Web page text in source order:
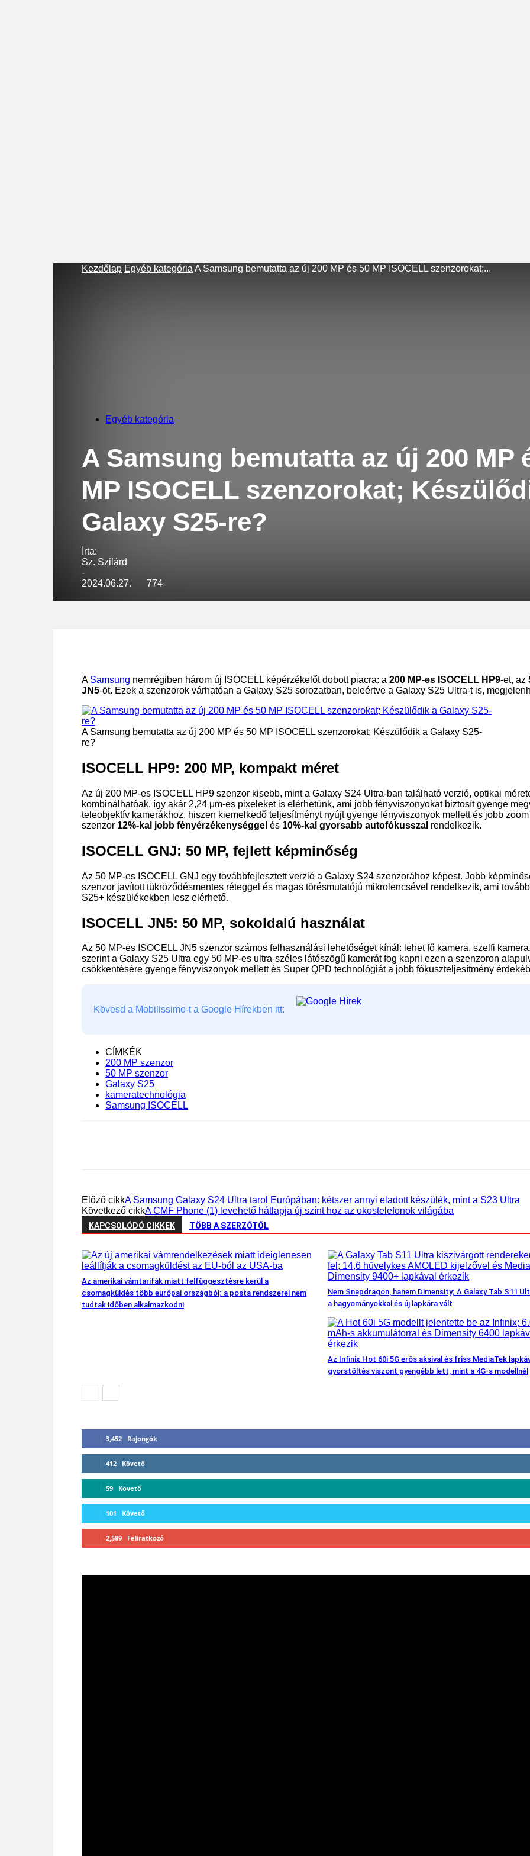
Kezdőlap Egyéb kategória A Samsung bemutatta az új 200 MP és 50 MP ISOCELL szenzorokat;...
Egyéb kategória
A Samsung bemutatta az új 200 MP
MP ISOCELL szenzorokat;
Galaxy S25-re?
Írta:
Sz. Szilárd
-
2024.06.27.
774
A Samsung nemrégiben három új ISOCELL képérzékelőt dobott piacra: a 200 MP-es ISOCELL HP9-et, az
JN5-öt. Ezek a szenzorok várhatóan a Galaxy S25 sorozatban, beleértve a Galaxy S25 Ultra-t is,
A Samsung bemutatta az új 200 MP és 50 MP ISOCELL szenzorokat; Készülődik a Galaxy S25-
re?
ISOCELL HP9: 200 MP, kompakt méret
Az új 200 MP-es ISOCELL HP9 szenzor kisebb, mint a Galaxy S24 Ultra-ban található verzió, optikai
kombinálhatóak, így akár 2,24 μm-es pixeleket is elérhetünk, ami jobb fényviszonyokat biztosít gyenge
teleobjektív kamerákhoz, hiszen kiemelkedő teljesítményt nyújt gyenge fényviszonyok mellett és jobb
szenzor 12%-kal jobb fényérzékenységgel és 10%-kal gyorsabb autofókusszal rendelkezik.
ISOCELL GNJ: 50 MP, fejlett képminőség
Az 50 MP-es ISOCELL GNJ egy továbbfejlesztett verzió a Galaxy S24 szenzorához képest. Jobb
szenzor javított tükröződésmentes réteggel és magas törésmutatójú mikrolencsével rendelkezik, ami
S25+ készülékekben lesz elérhető.
ISOCELL JN5: 50 MP, sokoldalú használat
Az 50 MP-es ISOCELL JN5 szenzor számos felhasználási lehetőséget kínál: lehet fő kamera, szelfi
szerint a Galaxy S25 Ultra egy 50 MP-es ultra-széles látószögű kamerát fog kapni ezen a szenzoron
csökkentésére gyenge fényviszonyok mellett és Super QPD technológiát a jobb fókuszteljesítmény
Kövesd a Mobilissimo-t a Google Hírekben itt:
CÍMKÉK
200 MP szenzor
50 MP szenzor
Galaxy S25
kameratechnológia
Samsung ISOCELL
Előző cikkA Samsung Galaxy S24 Ultra tarol Európában: kétszer annyi eladott készülék, mint a S23 Ultra
Következő cikkA CMF Phone (1) levehető hátlapja új színt hoz az okostelefonok világába
KAPCSOLÓDÓ CIKKEK TÖBB A SZERZŐTŐL
Az amerikai vámtarifák miatt felfüggesztésre kerül a
csomagküldés több európai országból; a posta rendszerei nem
tudtak időben alkalmazkodni
Nem Snapdragon, hanem Dimensity; A Galaxy Tab S11
a hagyományokkal és új lapkára vált
Az Infinix Hot 60i 5G erős aksival és friss MediaTek
gyorstöltés viszont gyengébb lett, mint a 4G-s modellnél
3,452 Rajongók
412 Követő
59 Követő
101 Követő
2,589 Feliratkozó